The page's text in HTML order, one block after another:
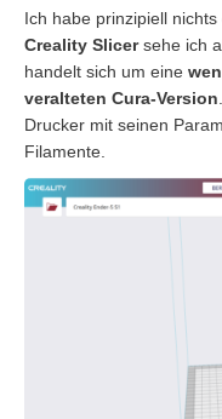
Ich habe prinzipiell
Creality Slicersehe ich
handelt sich um eine
veralteten Cura-Version
Drucker mit seinen
Filamente.